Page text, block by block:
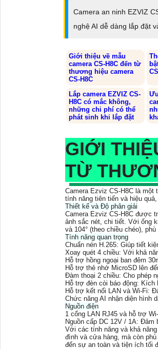
Camera an ninh EZVIZ
nghệ AI dễ dàng lắp đặt
Giới thiệu về mẫu
camera CS-H8C đến từ
thương hiệu camera
CS-H8C
Lắp camera EZVIZ CS-
H8C có mắc không,
những chi phí có thể
phát sinh khi lắp đặt
GIỚI
TỪ
Camera Ezviz CS-H8C là
tính năng tiên tiến và hiệu
Thiết kế và Độ phân giải
Camera Ezviz CS-H8C được
ảnh sắc nét, chi tiết. Với ống
và 104° (theo chiều chéo),
Tính năng quan trọng
Chuẩn nén H.265: Giúp tiết
Xoay quét 4 chiều: Với khả
Hỗ trợ hồng ngoại ban đêm
Hỗ trợ thẻ nhớ MicroSD lên
Đàm thoại 2 chiều: Cho phép
Hỗ trợ đèn còi báo động: Kích
Hỗ trợ kết nối LAN và Wi-Fi:
Chức năng AI nhận diện hình
Nguồn điện
1 cổng LAN RJ45 và hỗ trợ
Nguồn cấp DC 12V / 1A: Đảm
Với các tính năng và khả
đình và cửa hàng, mà còn
đến sự an toàn và tiện ích tối